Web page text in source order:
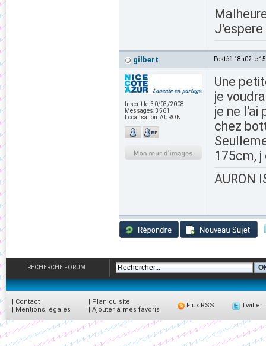
gilbert Posté à 18h02 le
Inscrit le:30/03/2008
Messages:3561
Localisation:AURON
Une
je
je ne l'ai
chez
175cm,
AURON
RECHERCHE FORUM
| Contact
| Mentions légales
| Plan du site
| Ajouter à mes favoris
Flux RSS Twitter